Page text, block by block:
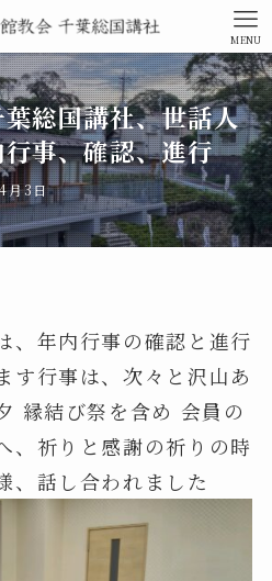
MENU
総国講社、世話人
事、確認、進行
月3日
、年内行事の確認と進行
す行事は、次々と沢山あ
縁結び祭を含め 会員の
、祈りと感謝の祈りの時
、話し合われました